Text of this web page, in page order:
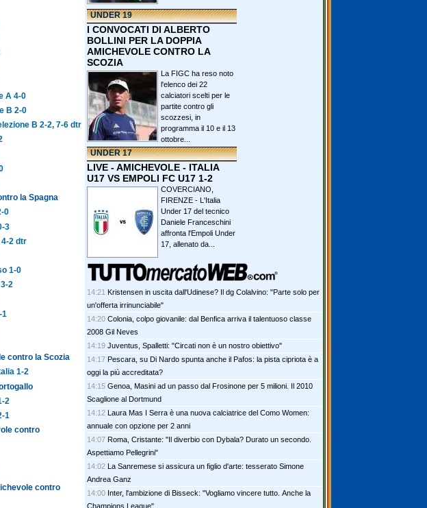
A 4-0
B 2-0
B 2-2, 7-6 dtr
la Spagna
0
3
4-2 dtr
1-0
2
1
contro la Scozia
1-2
2
1
contro
contro
UNDER 19
I CONVOCATI DI ALBERTO
BOLLINI PER LA DOPPIA
AMICHEVOLE CONTRO LA
SCOZIA
La FIGC ha reso noto
l'elenco dei 22
calciatori scelti per le
partite contro gli
scozzesi, in
programma il 10 e il 13
ottobre...
UNDER 17
LIVE - AMICHEVOLE - ITALIA
U17 VS EMPOLI FC U17 1-2
COVERCIANO,
FIRENZE - L'Italia
Under 17 del tecnico
Daniele Franceschini
affronta l'Empoli Under
17, allenato da...
14:21 Kristensen in uscita dall'Udinese? Il dg Colalvino: "Parte solo per
un'offerta irrinunciabile"
14:20 Colonia, colpo giovanile: dal Benfica arriva il talentuoso classe
2008 Gil Neves
14:19 Juventus, Spalletti: "Circati non è un nostro obiettivo"
14:17 Pescara, su Di Nardo spunta anche il Pafos: la pista cipriota è a
oggi la più accreditata?
14:15 Genoa, Masini ad un passo dal Frosinone per 5 milioni. Il 2010
Scaglione al Dortmund
14:12 Laura Mas I Serra è una nuova calciatrice del Como Women:
annuale con opzione per 2 anni
14:07 Roma, Cristante: "Il diverbio con Dybala? Durato un secondo.
Aspettiamo Pellegrini"
14:02 La Sanremese si assicura un figlio d'arte: tesserato Simone
Andrea Ganz
14:00 Inter, l'ambizione di Bisseck: "Vogliamo vincere tutto. Anche la
Champions League"